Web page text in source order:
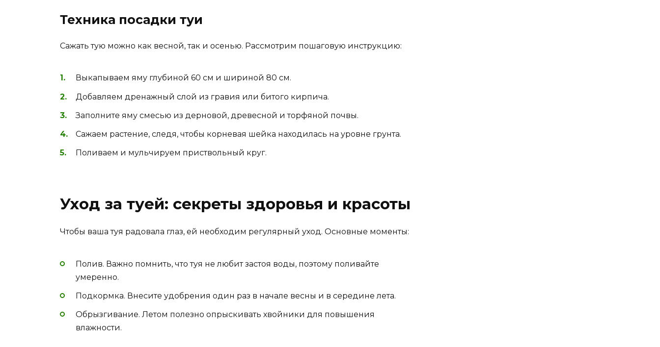
Техника посадки туи
Сажать тую можно как весной, так и осенью. Рассмотрим пошаговую инструкцию:
Выкапываем яму глубиной 60 см и шириной 80 см.
Добавляем дренажный слой из гравия или битого кирпича.
Заполните яму смесью из дерновой, древесной и торфяной почвы.
Сажаем растение, следя, чтобы корневая шейка находилась на уровне грунта.
Поливаем и мульчируем приствольный круг.
Уход за туей: секреты здоровья и красоты
Чтобы ваша туя радовала глаз, ей необходим регулярный уход. Основные моменты:
Полив. Важно помнить, что туя не любит застоя воды, поэтому поливайте
умеренно.
Подкормка. Внесите удобрения один раз в начале весны и в середине лета.
Обрызгивание. Летом полезно опрыскивать хвойники для повышения
влажности.